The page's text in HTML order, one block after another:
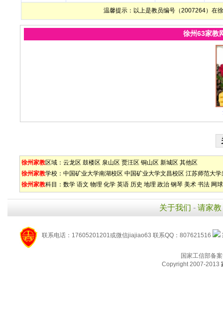
温馨提示：以上是教员编号（2007264）在
徐州63家教
徐州家教区域： 云龙区 鼓楼区 泉山区 贾汪区 铜山区 新城区 其他区
徐州家教学校： 中国矿业大学南湖校区 中国矿业大学文昌校区 江苏师范大学
徐州家教科目： 数学 语文 物理 化学 英语 历史 地理 政治 钢琴 美术 书法 网球
关于我们 - 请家教
联系电话：17605201201或微信jiajiao63 联系QQ：807621516
国家工信部备
Copyright 2007-2013